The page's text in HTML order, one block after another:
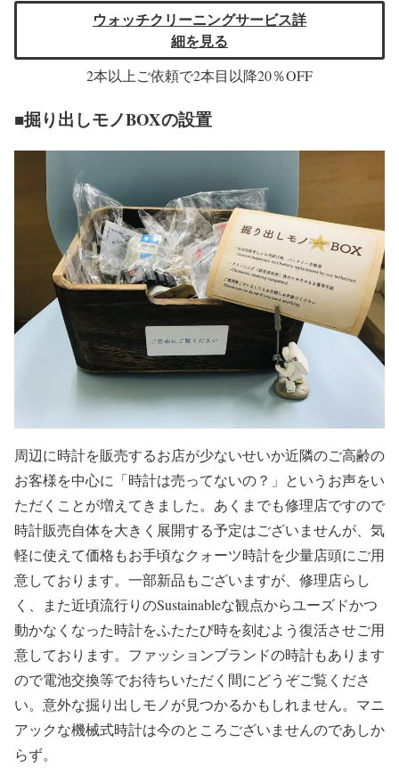
ウォッチクリーニングサービス詳
細を見る
2本以上ご依頼で2本目以降20％OFF
■掘り出しモノBOXの設置
周辺に時計を販売するお店が少ないせいか近隣のご高齢の
お客様を中心に「時計は売ってないの？」というお声をい
ただくことが増えてきました。あくまでも修理店ですので
時計販売自体を大きく展開する予定はございませんが、気
軽に使えて価格もお手頃なクォーツ時計を少量店頭にご用
意しております。一部新品もございますが、修理店らし
く、また近頃流行りのSustainableな観点からユーズドかつ
動かなくなった時計をふたたび時を刻むよう復活させご用
意しております。ファッションブランドの時計もあります
ので電池交換等でお待ちいただく間にどうぞご覧くださ
い。意外な掘り出しモノが見つかるかもしれません。マニ
アックな機械式時計は今のところございませんのであしか
らず。